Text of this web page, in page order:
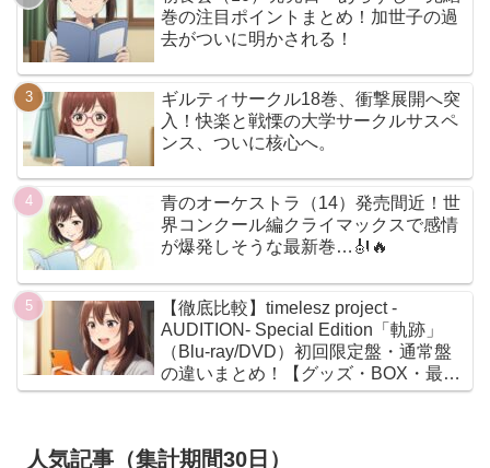
巻の注目ポイントまとめ！加世子の過
去がついに明かされる！
ギルティサークル18巻、衝撃展開へ突
入！快楽と戦慄の大学サークルサスペ
ンス、ついに核心へ。
青のオーケストラ（14）発売間近！世
界コンクール編クライマックスで感情
が爆発しそうな最新巻…🎻🔥
【徹底比較】timelesz project -
AUDITION- Special Edition「軌跡」
（Blu-ray/DVD）初回限定盤・通常盤
の違いまとめ！【グッズ・BOX・最安
値】
人気記事（集計期間30日）